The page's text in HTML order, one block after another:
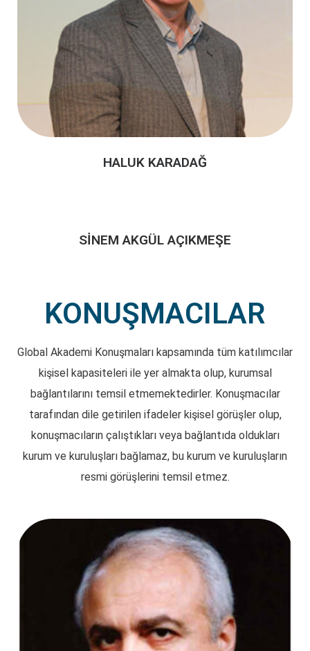
HALUK KARADAĞ
SİNEM AKGÜL AÇIKMEŞE
KONUŞMACILAR
Global Akademi Konuşmaları kapsamında tüm katılımcılar
kişisel kapasiteleri ile yer almakta olup, kurumsal
bağlantılarını temsil etmemektedirler. Konuşmacılar
tarafından dile getirilen ifadeler kişisel görüşler olup,
konuşmacıların çalıştıkları veya bağlantıda oldukları
kurum ve kuruluşları bağlamaz, bu kurum ve kuruluşların
resmi görüşlerini temsil etmez.